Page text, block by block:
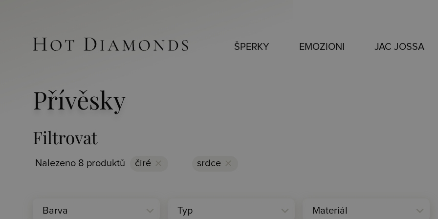
ŠPERKY EMOZIONI JAC JOSSA
Přívěsky
Filtrovat
Nalezeno 8 produktů čiré clear srdce clear
expand_more
Barva expand_more
Typ expand_more
Materiál